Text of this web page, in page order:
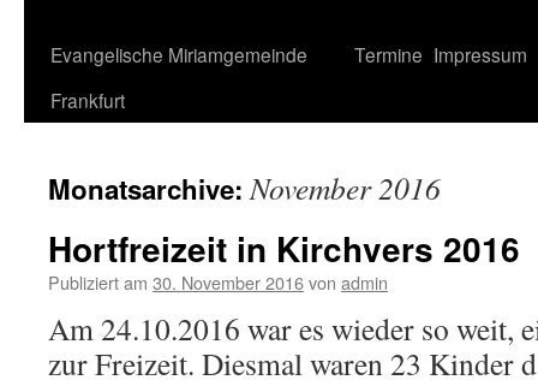
Evangelische Miriamgemeinde
Frankfurt
Termine Impressum
Monatsarchive:November 2016
Hortfreizeit in Kirchvers 2016
Publiziert am 30. November 2016von admin
Am 24.10.2016 war es wieder so weit,
zur Freizeit. Diesmal waren 23 Kinder